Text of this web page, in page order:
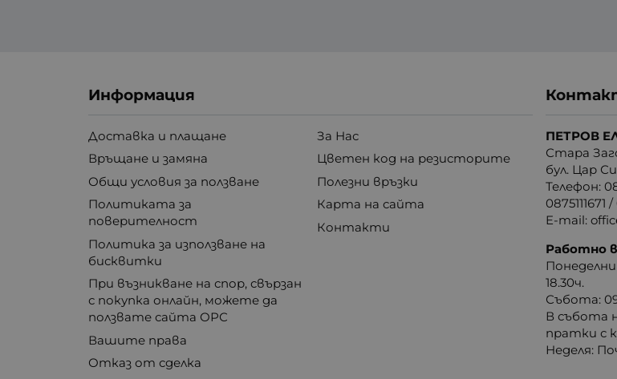
Информация
Доставка и плащане
Връщане и замяна
Общи условия за ползване
Политиката за
поверителност
Политика за използване на
бисквитки
При възникване на спор, свързан
с покупка онлайн, можете да
ползвате сайта ОРС
Вашите права
Отказ от сделка
За Нас
Цветен код на резисторите
Полезни връзки
Карта на сайта
Контакти
ПЕТРОВ
Стара
бул. Цар
Телефон:
0875111671 /
E-mail:
Работно
18.30ч.
Събота:
В събота
пратки с
Неделя: